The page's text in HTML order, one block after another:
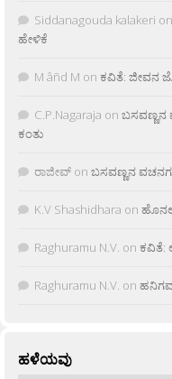
Siddanagouda kalakeri on
ಹೇಳಿಕೆ
M âñd M on ಕವಿತೆ: ಜೀವನ
C.P.Nagaraja on ಬಸವಣ್ಣನ
ಕಂತು
ರಾಜೀವ್ on ಬಸವಣ್ಣನ
K.V Shashidhara on
Raghuramu N.V. on ಕವಿತೆ:
Raghuramu N.V. on
ಹಳೆಯವು